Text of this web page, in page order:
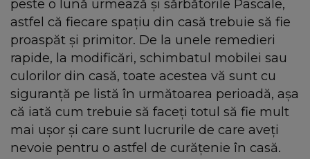
peste o lună urmează și sărbătorile Pascale,
astfel că fiecare spațiu din casă trebuie să fie
proaspăt și primitor. De la unele remedieri
rapide, la modificări, schimbatul mobilei sau
culorilor din casă, toate acestea vă sunt cu
siguranță pe listă în următoarea perioadă, așa
că iată cum trebuie să faceți totul să fie mult
mai ușor și care sunt lucrurile de care aveți
nevoie pentru o astfel de curățenie în casă.